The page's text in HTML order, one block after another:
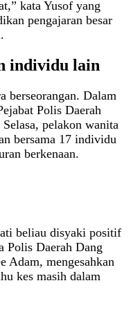
kata Yusof yang
pengajaran besar
individu lain
berseorangan. Dalam
Polis Daerah
pelakon wanita
bersama 17 individu
berkenaan.
beliau disyaki positif
Polis Daerah Dang
Adam, mengesahkan
kes masih dalam